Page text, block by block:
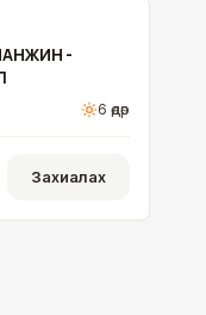
-
6 өдөр
Захиалах